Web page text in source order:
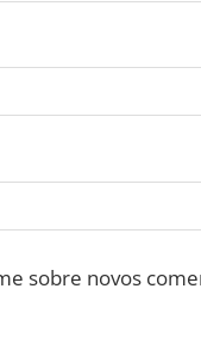
sobre novos